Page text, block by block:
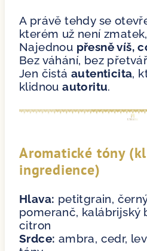
A právě tehdy se
kterém už není
Najednou přesně víš,
Bez váhání, bez
Jen čistá autenticita,
klidnouautoritu.
Aromatické tóny
ingredience)
Hlava: petitgrain,
pomeranč, kalábrijský
citron
Srdce: ambra, cedr,